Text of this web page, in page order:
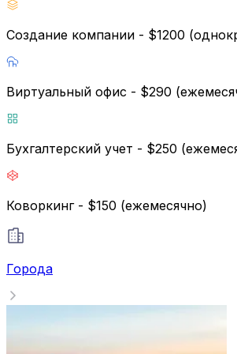
Создание компании - $1200
Виртуальный офис - $290
Бухгалтерский учет - $250
Коворкинг - $150 (ежемесячно)
Города